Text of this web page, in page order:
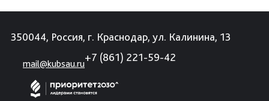
350044, Россия, г. Краснодар, ул. Калинина, 13
mail@kubsau.ru
+7 (861) 221-59-42